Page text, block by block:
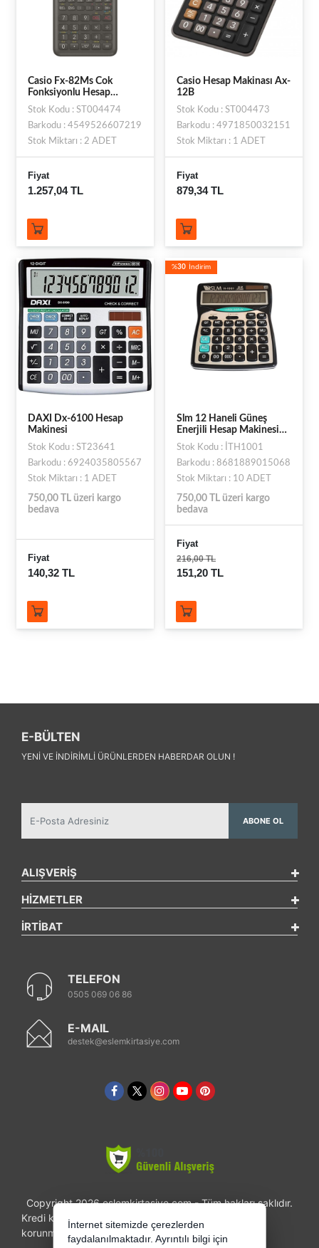
Casio Fx-82Ms Cok
Fonksiyonlu Hesap
Makinesi
Stok Kodu : ST004474
Barkodu : 4549526607219
Stok Miktarı : 2 ADET
Fiyat
1.257,04 TL
Casio Hesap Makinası Ax-
12B
Stok Kodu : ST004473
Barkodu : 4971850032151
Stok Miktarı : 1 ADET
Fiyat
879,34 TL
DAXI Dx-6100 Hesap
Makinesi
Stok Kodu : ST23641
Barkodu : 6924035805567
Stok Miktarı : 1 ADET
750,00 TL üzeri kargo
bedava
Fiyat
140,32 TL
%30 İndirim
Slm 12 Haneli Güneş
Enerjili Hesap Makinesi
H-1001
Stok Kodu : İTH1001
Barkodu : 8681889015068
Stok Miktarı : 10 ADET
750,00 TL üzeri kargo
bedava
Fiyat
216,00 TL
151,20 TL
E-BÜLTEN
YENI VE INDIRIMLI ÜRÜNLERDEN HABERDAR OLUN !
ABONE OL
ALIŞVERİŞ
HİZMETLER
İRTİBAT
TELEFON
0505 069 06 86
E-MAIL
destek@eslemkirtasiye.com
Copyright 2026 eslemkirtasiye.com - Tüm hakları saklıdır.
Kredi kartı bilgileriniz 256bit SSL sertifikası ile
korunmaktadır.
İnternet sitemizde çerezlerden
faydalanılmaktadır. Ayrıntılı bilgi için